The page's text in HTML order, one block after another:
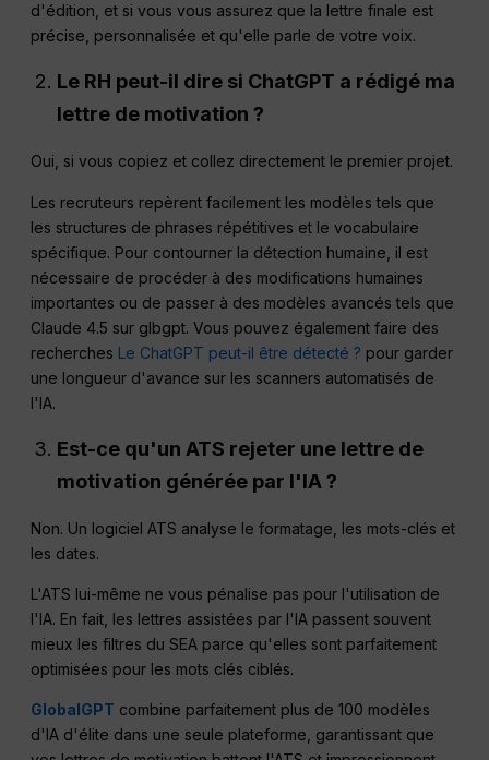
d'édition, et si vous vous assurez que la lettre finale est
précise, personnalisée et qu'elle parle de votre voix.
Le RH peut-il dire si ChatGPT a rédigé ma
lettre de motivation ?
Oui, si vous copiez et collez directement le premier projet.
Les recruteurs repèrent facilement les modèles tels que
les structures de phrases répétitives et le vocabulaire
spécifique. Pour contourner la détection humaine, il est
nécessaire de procéder à des modifications humaines
importantes ou de passer à des modèles avancés tels que
Claude 4.5 sur glbgpt. Vous pouvez également faire des
recherches Le ChatGPT peut-il être détecté ? pour garder
une longueur d'avance sur les scanners automatisés de
l'IA.
Est-ce qu'un ATS rejeter une lettre de
motivation générée par l'IA ?
Non. Un logiciel ATS analyse le formatage, les mots-clés et
les dates.
L'ATS lui-même ne vous pénalise pas pour l'utilisation de
l'IA. En fait, les lettres assistées par l'IA passent souvent
mieux les filtres du SEA parce qu'elles sont parfaitement
optimisées pour les mots clés ciblés.
GlobalGPT combine parfaitement plus de 100 modèles
d'IA d'élite dans une seule plateforme, garantissant que